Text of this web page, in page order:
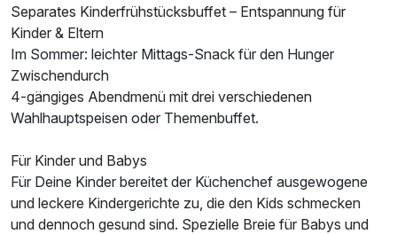
Separates Kinderfrühstücksbuffet – Entspannung für
Kinder & Eltern
Im Sommer: leichter Mittags-Snack für den Hunger
Zwischendurch
4-gängiges Abendmenü mit drei verschiedenen
Wahlhauptspeisen oder Themenbuffet.
Für Kinder und Babys
Für Deine Kinder bereitet der Küchenchef ausgewogene
und leckere Kindergerichte zu, die den Kids schmecken
und dennoch gesund sind. Spezielle Breie für Babys und